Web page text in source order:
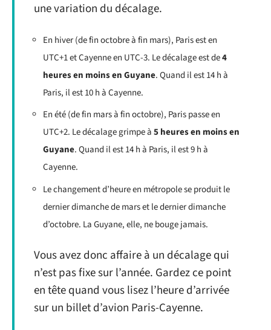
une variation du décalage.
En hiver (de fin octobre à fin mars), Paris est en
UTC+1 et Cayenne en UTC-3. Le décalage est de4
heures en moins en Guyane. Quand il est 14 h à
Paris, il est 10 h à Cayenne.
En été (de fin mars à fin octobre), Paris passe en
UTC+2. Le décalage grimpe à5 heures en moins en
Guyane. Quand il est 14 h à Paris, il est 9 h à
Cayenne.
Le changement d’heure en métropole se produit le
dernier dimanche de mars et le dernier dimanche
d’octobre. La Guyane, elle, ne bouge jamais.
Vous avez donc affaire à un décalage qui
n’est pas fixe sur l’année. Gardez ce point
en tête quand vous lisez l’heure d’arrivée
sur un billet d’avion Paris-Cayenne.